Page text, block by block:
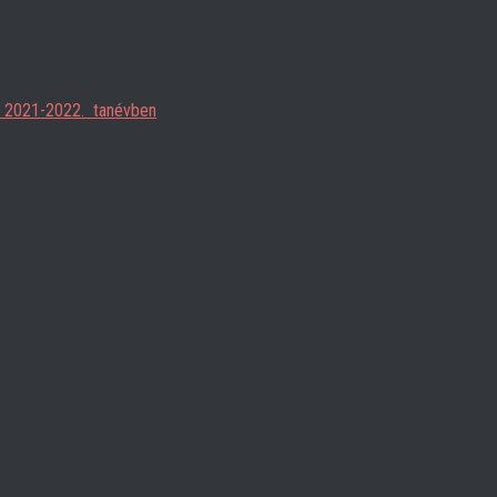
2021-2022. tanévben